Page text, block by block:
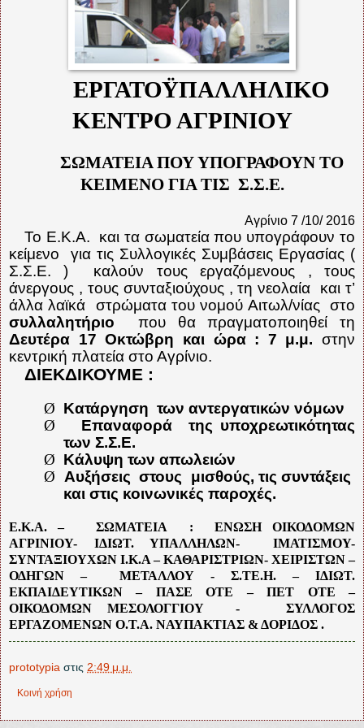
ΕΡΓΑΤΟΫΠΑΛΛΗΛΙΚΟ
ΚΕΝΤΡΟ ΑΓΡΙΝΙΟΥ
ΣΩΜΑΤΕΙΑ ΠΟΥ ΥΠΟΓΡΑΦΟΥΝ ΤΟ
ΚΕΙΜΕΝΟ ΓΙΑ ΤΙΣ Σ.Σ.Ε.
Αγρίνιο 7 /10/ 2016
Το Ε.Κ.Α.
και τα σωματεία που υπογράφουν το
κείμενο
για τις Συλλογικές Συμβάσεις Εργασίας (
Σ.Σ.Ε. )
καλούν τους εργαζόμενους , τους
άνεργους , τους συνταξιούχους , τη νεολαία
και τ’
άλλα λαϊκά
στρώματα του νομού Αιτωλ/νίας
στο
συλλαλητήριο
που θα πραγματοποιηθεί τη
Δευτέρα 17 Οκτώβρη και ώρα : 7 μ.μ. στην
κεντρική πλατεία στο Αγρίνιο.
ΔΙΕΚΔΙΚΟΥΜΕ :
Ø Κατάργηση των αντεργατικών νόμων
Ø
Επαναφορά
της υποχρεωτικότητας
των Σ.Σ.Ε.
Ø Κάλυψη των απωλειών
Ø
Αυξήσεις στους
μισθούς, τις συντάξεις
και στις κοινωνικές παροχές.
Ε.Κ.Α. – ΣΩΜΑΤΕΙΑ :
ΕΝΩΣΗ ΟΙΚΟΔΟΜΩΝ
ΑΓΡΙΝΙΟΥ- ΙΔΙΩΤ. ΥΠΑΛΛΗΛΩΝ-
ΙΜΑΤΙΣΜΟΥ-
ΣΥΝΤΑΞΙΟΥΧΩΝ Ι.Κ.Α – ΚΑΘΑΡΙΣΤΡΙΩΝ- ΧΕΙΡΙΣΤΩΝ –
ΟΔΗΓΩΝ –
ΜΕΤΑΛΛΟΥ - Σ.ΤΕ.Η. – ΙΔΙΩΤ.
ΕΚΠΑΙΔΕΥΤΙΚΩΝ – ΠΑΣΕ ΟΤΕ – ΠΕΤ ΟΤΕ –
ΟΙΚΟΔΟΜΩΝ ΜΕΣΟΛΟΓΓΙΟΥ
-
ΣΥΛΛΟΓΟΣ
ΕΡΓΑΖΟΜΕΝΩΝ Ο.Τ.Α. ΝΑΥΠΑΚΤΙΑΣ & ΔΟΡΙΔΟΣ .
prototypia στις 2:49 μ.μ.
Κοινή χρήση